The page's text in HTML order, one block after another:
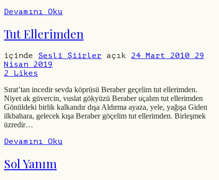
Devamını Oku
Tut Ellerimden
içinde Sesli Şiirler açık 24 Mart 2010 29
Nisan 2019
2
Likes
Sırat’tan incedir sevda köprüsü Beraber geçelim tut ellerimden.
Niyet ak güvercin, vuslat gökyüzü Beraber uçalım tut ellerimden
Gönüldeki birlik kalkandır dışa Aldırma ayaza, yele, yağışa Giden
ilkbahara, gelecek kışa Beraber göçelim tut ellerimden. Birleşmek
üzredir…
Devamını Oku
Sol Yanım